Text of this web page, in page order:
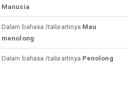
Manusia
Dalam bahasa Italiaartinya Mau
menolong
Dalam bahasa Italiaartinya Penolong